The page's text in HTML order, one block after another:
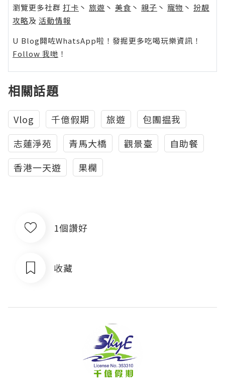
瀏覽更多社群 打卡 丶 旅遊 丶 美食 丶 親子 丶 寵物 丶 扮靚
攻略及 活動情報
U Blog開咗WhatsApp啦！發掘更多吃喝玩樂資訊！
Follow 我哋 ！
相關話題
Vlog 千億假期 旅遊
包團揾我
志蓮淨苑
青馬大橋 觀景臺
自助餐
香港一天遊
果欄
1個讚好
收藏